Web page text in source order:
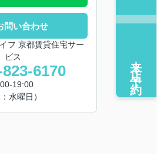
問い合わせ
フ 京都賃貸住宅サー
ビス
6170
19:00
：水曜日）
来店予約